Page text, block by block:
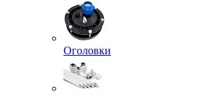
Оголовки